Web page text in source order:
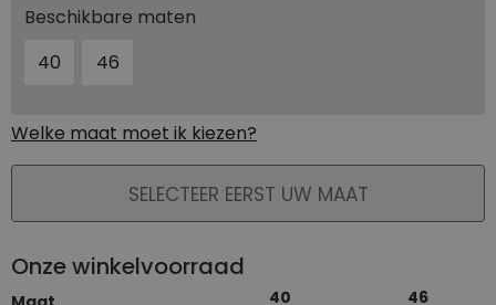
Beschikbare maten
40
46
Welke maat moet ik kiezen?
PLAATS IN WINKELMAND
SELECTEER EERST UW MAAT
Onze winkelvoorraad
40
46